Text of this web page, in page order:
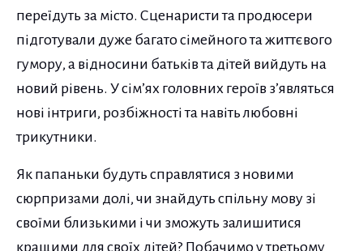
переїдуть за місто. Сценаристи та продюсери
підготували дуже багато сімейного та життєвого
гумору, а відносини батьків та дітей вийдуть на
новий рівень. У сім’ях головних героїв з’являться
нові інтриги, розбіжності та навіть любовні
трикутники.
Як папаньки будуть справлятися з новими
сюрпризами долі, чи знайдуть спільну мову зі
своїми близькими і чи зможуть залишитися
кращими для своїх дітей? Побачимо у третьому